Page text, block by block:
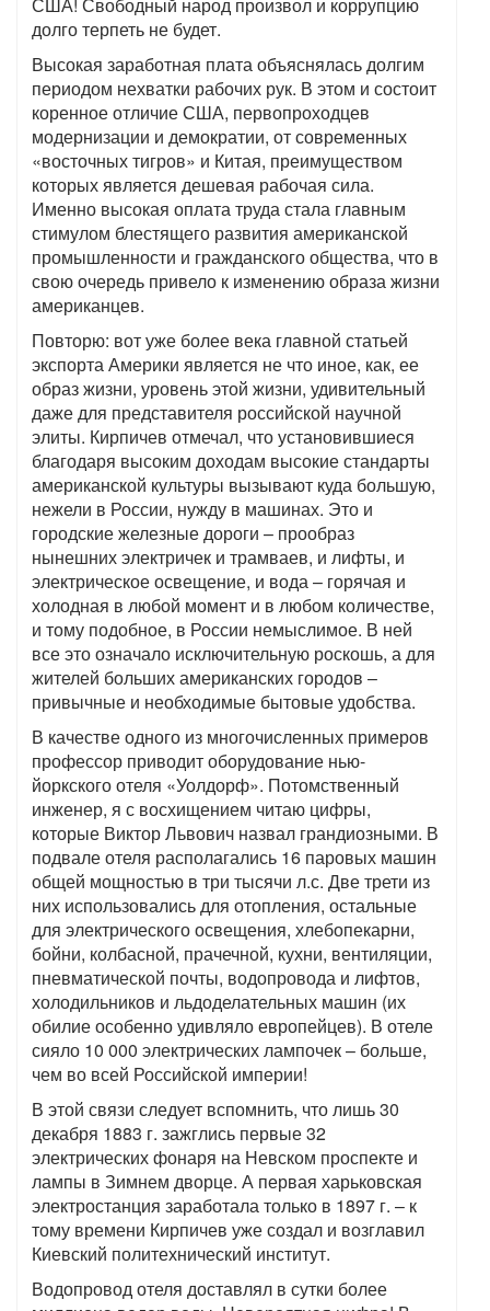
долго терпеть не будет.
Высокая заработная плата объяснялась долгим
периодом нехватки рабочих рук. В этом и состоит
коренное отличие США, первопроходцев
модернизации и демократии, от современных
«восточных тигров» и Китая, преимуществом
которых является дешевая рабочая сила.
Именно высокая оплата труда стала главным
стимулом блестящего развития американской
промышленности и гражданского общества, что в
свою очередь привело к изменению образа жизни
американцев.
Повторю: вот уже более века главной статьей
экспорта Америки является не что иное, как, ее
образ жизни, уровень этой жизни, удивительный
даже для представителя российской научной
элиты. Кирпичев отмечал, что установившиеся
благодаря высоким доходам высокие стандарты
американской культуры вызывают куда большую,
нежели в России, нужду в машинах. Это и
городские железные дороги – прообраз
нынешних электричек и трамваев, и лифты, и
электрическое освещение, и вода – горячая и
холодная в любой момент и в любом количестве,
и тому подобное, в России немыслимое. В ней
все это означало исключительную роскошь, а для
жителей больших американских городов –
привычные и необходимые бытовые удобства.
В качестве одного из многочисленных примеров
профессор приводит оборудование нью-
йоркского отеля «Уолдорф». Потомственный
инженер, я с восхищением читаю цифры,
которые Виктор Львович назвал грандиозными. В
подвале отеля располагались 16 паровых машин
общей мощностью в три тысячи л.с. Две трети из
них использовались для отопления, остальные
для электрического освещения, хлебопекарни,
бойни, колбасной, прачечной, кухни, вентиляции,
пневматической почты, водопровода и лифтов,
холодильников и льдоделательных машин (их
обилие особенно удивляло европейцев). В отеле
сияло 10 000 электрических лампочек – больше,
чем во всей Российской империи!
В этой связи следует вспомнить, что лишь 30
декабря 1883 г. зажглись первые 32
электрических фонаря на Невском проспекте и
лампы в Зимнем дворце. А первая харьковская
электростанция заработала только в 1897 г. – к
тому времени Кирпичев уже создал и возглавил
Киевский политехнический институт.
Водопровод отеля доставлял в сутки более